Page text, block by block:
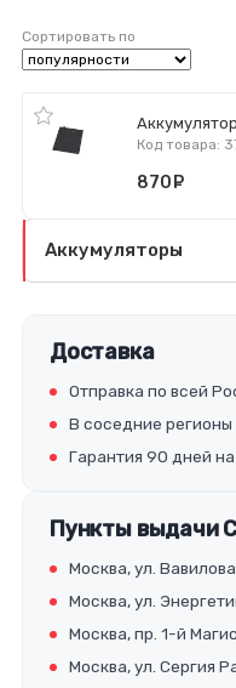
Сортировать по
Код товара:
870
Аккумуляторы
Доставка
Отправка по всей
В соседние
Гарантия 90 дней
Пункты выдачи
Москва, ул.
Москва, ул.
Москва, пр. 1-й
Москва, ул. Сергия